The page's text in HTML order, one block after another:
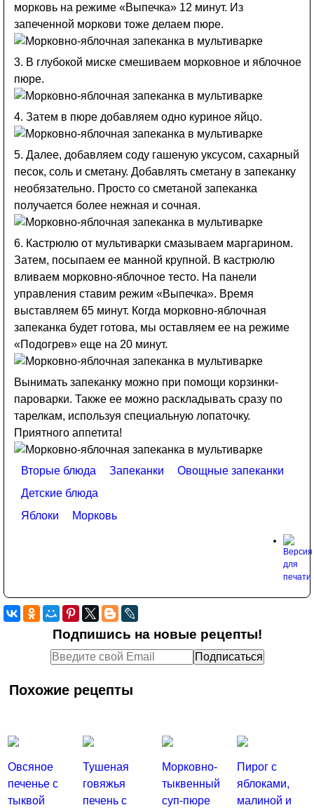
морковь на режиме «Выпечка» 12 минут. Из
запеченной моркови тоже делаем пюре.
3. В глубокой миске смешиваем морковное и яблочное
пюре.
4. Затем в пюре добавляем одно куриное яйцо.
5. Далее, добавляем соду гашеную уксусом, сахарный
песок, соль и сметану. Добавлять сметану в запеканку
необязательно. Просто со сметаной запеканка
получается более нежная и сочная.
6. Кастрюлю от мультиварки смазываем маргарином.
Затем, посыпаем ее манной крупной. В кастрюлю
вливаем морковно-яблочное тесто. На панели
управления ставим режим «Выпечка». Время
выставляем 65 минут. Когда морковно-яблочная
запеканка будет готова, мы оставляем ее на режиме
«Подогрев» еще на 20 минут.
Вынимать запеканку можно при помощи корзинки-
пароварки. Также ее можно раскладывать сразу по
тарелкам, используя специальную лопаточку.
Приятного аппетита!
Вторые блюда Запеканки
Овощные запеканки
Детские блюда
Яблоки
Морковь
Подпишись на новые рецепты!
Похожие рецепты
Овсяное
печенье с
тыквой
Тушеная
говяжья
печень с
Морковно-
тыквенный
суп-пюре
Пирог с
яблоками,
малиной и